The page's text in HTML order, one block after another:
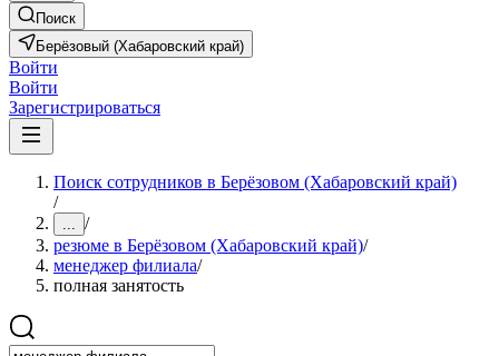
Поиск
Берёзовый (Хабаровский край)
Войти
Войти
Зарегистрироваться
Поиск сотрудников в Берёзовом (Хабаровский край)
/
... /
резюме в Берёзовом (Хабаровский край)/
менеджер филиала/
полная занятость